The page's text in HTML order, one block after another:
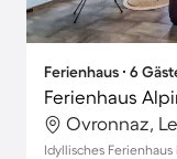
Ferienhaus ∙ 6
Ferienhaus
Ovronnaz,
Idyllisches